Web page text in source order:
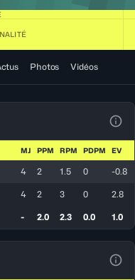
Photos Vidéos
MJ PPM RPM PDPM EV
4 2 1.5 0 -0.8
4 2 3 0 2.8
- 2.0 2.3 0.0 1.0